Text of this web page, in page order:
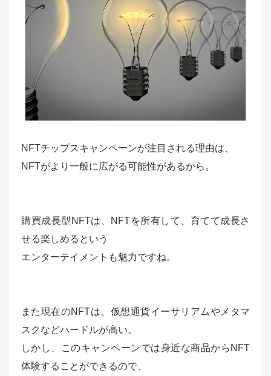
NFTチップスキャンペーンが注目される理由は、
NFTがより一般に広がる可能性があるから。
購買成長型NFTは、NFTを所有して、育てて成長さ
せる楽しめるという
エンターテイメントも魅力ですね。
また現在のNFTは、仮想通貨イーサリアムやメタマ
スクなどハードルが高い。
しかし、このキャンペーンでは身近な商品からNFT
体験することができるので、